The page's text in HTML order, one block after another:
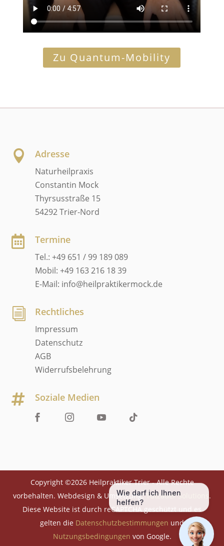
Zu Quantum-Mobility
 Adresse
Naturheilpraxis
Constantin Mock
Thyrsusstraße 15
54292 Trier-Nord
 Termine
Tel.: +49 651 / 99 189 089
Mobil: +49 163 216 18 39
E-Mail: info@heilpraktikermock.de
i Rechtliches
Impressum
Datenschutz
AGB
Widerrufsbelehrung
 Soziale Medien
Copyright ©2026 Heilpraktiker Trier - Alle Rechte
vorbehalten. Webdesign & Umsetzung:Tutzauer Solutions .
Diese Website ist durch reCAPTCHA geschützt und es
gelten die Datenschutzbestimmungen und
Nutzungsbedingungen von Google.
Wie darf ich Ihnen
helfen?